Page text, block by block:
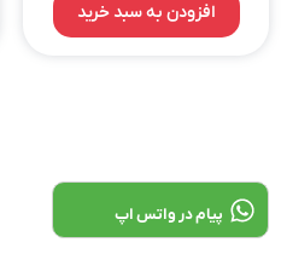
افزودن به سبد خرید
پیام در واتس اپ